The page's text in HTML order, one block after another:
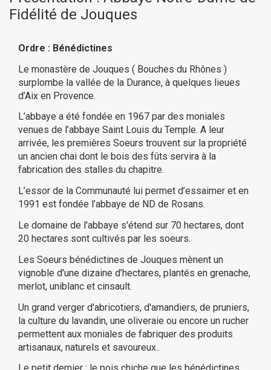
(6 avis)
Fidélité de Jouques
Ordre : Bénédictines
Le monastère de Jouques ( Bouches du Rhônes )
surplombe la vallée de la Durance, à quelques lieues
d’Aix en Provence.
L’abbaye a été fondée en 1967 par des moniales
venues de l’abbaye Saint Louis du Temple. A leur
arrivée, les premières Soeurs trouvent sur la propriété
un ancien chai dont le bois des fûts servira à la
fabrication des stalles du chapitre.
L’essor de la Communauté lui permet d’essaimer et en
1991 est fondée l’abbaye de ND de Rosans.
Le domaine de l'abbaye s'étend sur 70 hectares, dont
20 hectares sont cultivés par les soeurs.
Les Soeurs bénédictines de Jouques mènent un
vignoble d'une dizaine d’hectares, plantés en grenache,
merlot, uniblanc et cinsault.
Un grand verger d'abricotiers, d'amandiers, de pruniers,
la culture du lavandin, une oliveraie ou encore un rucher
permettent aux moniales de fabriquer des produits
artisanaux, naturels et savoureux..